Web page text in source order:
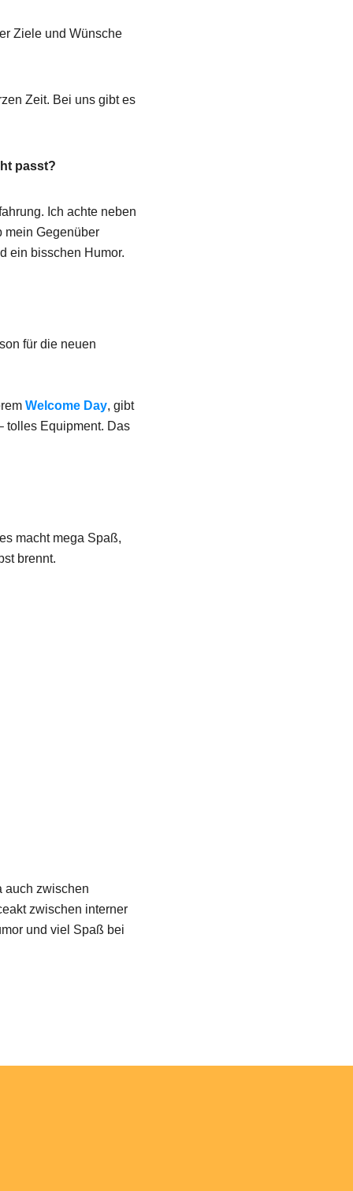
Ziele und Wünsche
Zeit. Bei uns gibt es
passt?
Ich achte neben
mein Gegenüber
ein bisschen Humor.
für die neuen
Welcome Day, gibt
tolles Equipment. Das
macht mega Spaß,
brennt.
auch zwischen
zwischen interner
und viel Spaß bei